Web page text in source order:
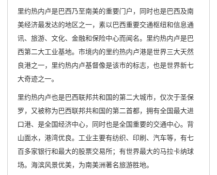
里约热内卢是巴西乃至南美的重要门户，同时也是巴西及南
美经济最发达的地区之一，素以巴西重要交通枢纽和信息通
讯、旅游、文化、金融和保险中心而闻名。里约热内卢是巴
西第二大工业基地。市境内的里约热内卢港是世界三大天然
良港之一，里约热内卢基督像是该市的标志，也是世界新七
大奇迹之一。
里约热内卢也是巴西联邦共和国的第二大城市，仅次于圣保
罗，又被称为巴西联邦共和国的第二首都，拥有全国最大进
口港、是全国经济中心，同时也是全国重要的交通中心。背
山面水，港湾优良。工业主要有纺织、印刷、汽车等，有七
百多家银行和最大的股票交易所；有世界最大的马拉卡纳球
场。海滨风景优美，为南美洲著名旅游胜地。